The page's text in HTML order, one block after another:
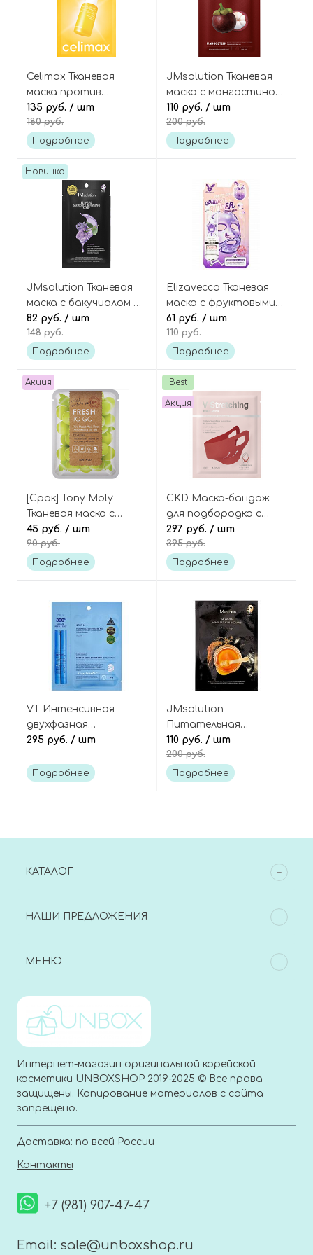
Celimax Тканевая
маска против
пигментации и пост-
акне с ниацинамидом,
Pore+dark spot
mask
135 руб. / шт
180 руб.
Подробнее
JMsolution Тканевая
маска с мангостином
и ниацинамидом,
Tropical Mangosteen
Mask
110 руб. / шт
200 руб.
Подробнее
Новинка
JMsolution Тканевая
маска с бакучиолом и
пептидами, Be Nature
Bakuchiol & Firming
Mask
82 руб. / шт
148 руб.
Подробнее
Elizavecca Тканевая
маска с фруктовыми
экстрактами Fruits
deep power ringer
mask pack
61 руб. / шт
110 руб.
Подробнее
Акция
[Срок] Tony Moly
Тканевая маска с
экстрактом
винограда сорта
"Шайн Мускат", Fresh
45 руб. / шт
90 руб.
Подробнее
Best
Акция
CKD Маска-бандаж
для подбородка с
лифтинг-эффектом
моделирующая,
Bellasoo V-Stretching
297 руб. / шт
395 руб.
Подробнее
VT Интенсивная
двухфазная
увлажняющая маска с
кислотой и
295 руб. / шт
Подробнее
JMsolution
Питательная
тканевая маска с
красным женьшенем и
мёдом, The Origin
110 руб. / шт
200 руб.
Подробнее
КАТАЛОГ
НАШИ ПРЕДЛОЖЕНИЯ
МЕНЮ
Интернет-магазин оригинальной корейской
косметики UNBOXSHOP 2019-2025 © Все права
защищены. Копирование материалов с сайта
запрещено.
Доставка: по всей России
Контакты
+7 (981) 907-47-47
Email: sale@unboxshop.ru